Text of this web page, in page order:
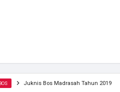
Juknis Bos Madrasah Tahun 2019